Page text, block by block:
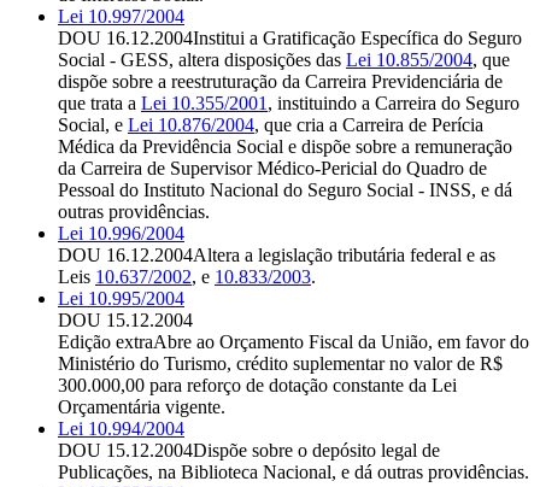
Lei 10.997/2004
DOU 16.12.2004Institui a Gratificação Específica do Seguro
Social - GESS, altera disposições das Lei 10.855/2004, que
dispõe sobre a reestruturação da Carreira Previdenciária de
que trata a Lei 10.355/2001 , instituindo a Carreira do Seguro
Social, e Lei 10.876/2004, que cria a Carreira de Perícia
Médica da Previdência Social e dispõe sobre a remuneração
da Carreira de Supervisor Médico-Pericial do Quadro de
Pessoal do Instituto Nacional do Seguro Social - INSS, e dá
outras providências.
Lei 10.996/2004
DOU 16.12.2004Altera a legislação tributária federal e as
Leis 10.637/2002, e 10.833/2003.
Lei 10.995/2004
DOU 15.12.2004
Edição extraAbre ao Orçamento Fiscal da União, em favor do
Ministério do Turismo, crédito suplementar no valor de R$
300.000,00 para reforço de dotação constante da Lei
Orçamentária vigente.
Lei 10.994/2004
DOU 15.12.2004Dispõe sobre o depósito legal de
Publicações, na Biblioteca Nacional, e dá outras providências.